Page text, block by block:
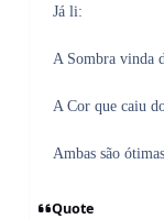
Já li:
A Sombra vinda
A Cor que caiu
Ambas são
Quote